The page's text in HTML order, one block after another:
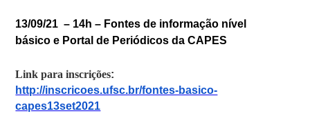
13/09/21 – 14h – Fontes de informação nível
básico e Portal de Periódicos da CAPES
Link para inscrições:
http://inscricoes.ufsc.br/fontes-basico-
capes13set2021